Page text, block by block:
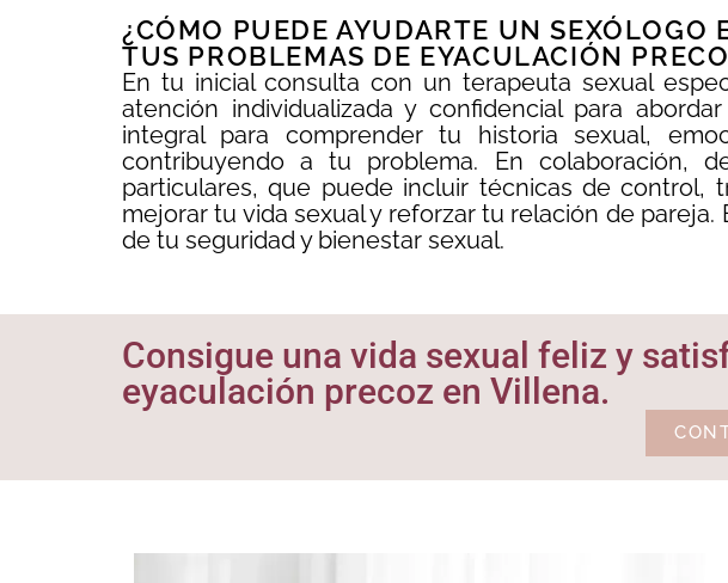
¿CÓMO PUEDE AYUDARTE UN
TUS PROBLEMAS DE EYACULACIÓN
En tu inicial consulta con un terapeuta sexual
atención individualizada y confidencial para
integral para comprender tu historia sexual,
contribuyendo a tu problema. En colaboración,
particulares, que puede incluir técnicas de control,
mejorar tu vida sexual y reforzar tu relación de
de tu seguridad y bienestar sexual.
Consigue una vida sexual feliz y
eyaculación precoz en Villena.